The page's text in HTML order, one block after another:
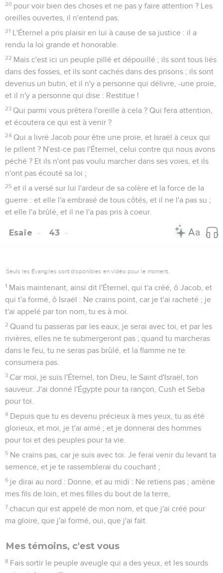
20 pour voir bien des choses et ne pas y faire attention ? Les
oreilles ouvertes, il n'entend pas.
21 L'Éternel a pris plaisir en lui à cause de sa justice : il a
rendu la loi grande et honorable.
22 Mais c'est ici un peuple pillé et dépouillé ; ils sont tous liés
dans des fosses, et ils sont cachés dans des prisons ; ils sont
devenus un butin, et il n'y a personne qui délivre, -une proie,
et il n'y a personne qui dise : Restitue !
23 Qui parmi vous prêtera l'oreille à cela ? Qui fera attention,
et écoutera ce qui est à venir ?
24 Qui a livré Jacob pour être une proie, et Israël à ceux qui
le pillent ? N'est-ce pas l'Éternel, celui contre qui nous avons
péché ? Et ils n'ont pas voulu marcher dans ses voies, et ils
n'ont pas écouté sa loi ;
25 et il a versé sur lui l'ardeur de sa colère et la force de la
guerre : et elle l'a embrasé de tous côtés, et il ne l'a pas su ;
et elle l'a brûlé, et il ne l'a pas pris à coeur.
Esaïe 43
Seuls les Évangiles sont disponibles en vidéo pour le moment.
1 Mais maintenant, ainsi dit l'Éternel, qui t'a créé, ô Jacob, et
qui t'a formé, ô Israël : Ne crains point, car je t'ai racheté ; je
t'ai appelé par ton nom, tu es à moi.
2 Quand tu passeras par les eaux, je serai avec toi, et par les
rivières, elles ne te submergeront pas ; quand tu marcheras
dans le feu, tu ne seras pas brûlé, et la flamme ne te
consumera pas.
3 Car moi, je suis l'Éternel, ton Dieu, le Saint d'Israël, ton
sauveur. J'ai donné l'Égypte pour ta rançon, Cush et Seba
pour toi.
4 Depuis que tu es devenu précieux à mes yeux, tu as été
glorieux, et moi, je t'ai aimé ; et je donnerai des hommes
pour toi et des peuples pour ta vie.
5 Ne crains pas, car je suis avec toi. Je ferai venir du levant ta
semence, et je te rassemblerai du couchant ;
6 je dirai au nord : Donne, et au midi : Ne retiens pas ; amène
mes fils de loin, et mes filles du bout de la terre,
7 chacun qui est appelé de mon nom, et que j'ai créé pour
ma gloire, que j'ai formé, oui, que j'ai fait.
Mes témoins, c'est vous
8 Fais sortir le peuple aveugle qui a des yeux, et les sourds